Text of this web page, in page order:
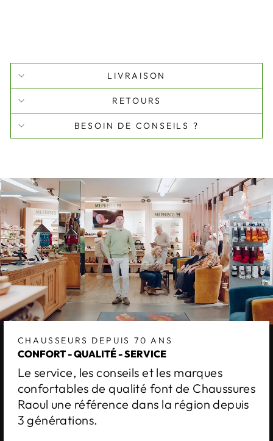
LIVRAISON
RETOURS
BESOIN DE CONSEILS ?
CHAUSSEURS DEPUIS 70 ANS
CONFORT - QUALITÉ - SERVICE
Le service, les conseils et les marques
confortables de qualité font de Chaussures
Raoul une référence dans la région depuis
3 générations.